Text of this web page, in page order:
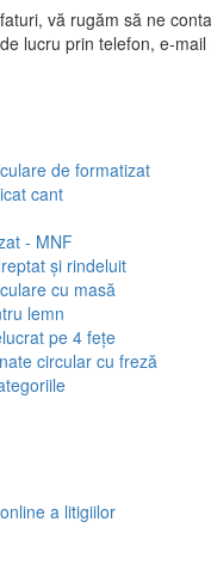
vă rugăm să ne
lucru prin telefon, e-
de formatizat
cant
- MNF
și rindeluit
cu masă
lemn
pe 4 fețe
circular cu freză
a litigiilor